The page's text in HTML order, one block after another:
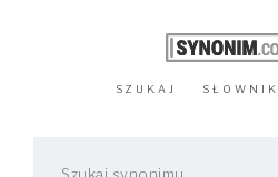
SZUKAJ SŁOWNIK